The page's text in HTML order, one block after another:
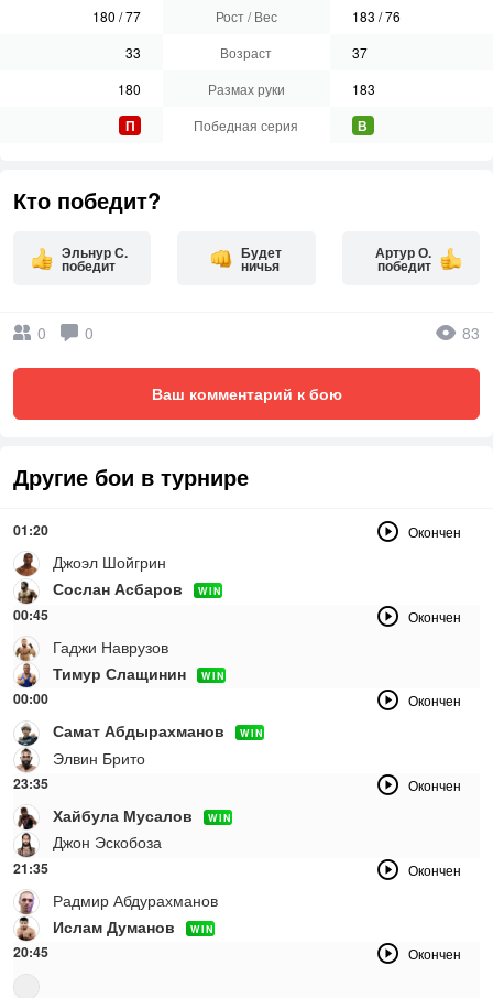
180 /77
33
180
П
Рост / Вес
Возраст
Размах руки
Победная серия
183 /76
37
183
В
Кто победит?
Эльнур С.
победит
Будет
ничья
Артур О.
победит
0 0 83
Ваш комментарий к бою
Другие бои в турнире
01:20 Окончен
Джоэл Шойгрин
Сослан Асбаров
WIN
00:45 Окончен
Гаджи Наврузов
Тимур Слащинин
WIN
00:00 Окончен
Самат Абдырахманов WIN
Элвин Брито
23:35 Окончен
Хайбула Мусалов WIN
Джон Эскобоза
21:35 Окончен
Радмир Абдурахманов
Ислам Думанов
WIN
20:45 Окончен